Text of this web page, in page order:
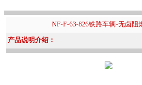
NF-F-63-826铁路车辆-无卤阻
产品说明介绍：